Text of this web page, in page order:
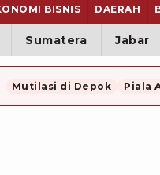
BISNIS DAERAH
Sumatera Jabar
Mutilasi di Depok Piala